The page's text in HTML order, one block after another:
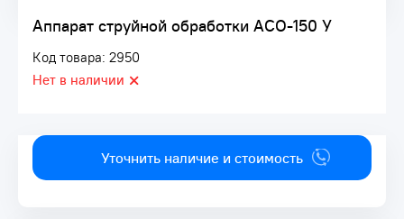
Аппарат струйной обработки АСО-150 У
Код товара: 2950
Нет в наличии
Уточнить наличие и стоимость